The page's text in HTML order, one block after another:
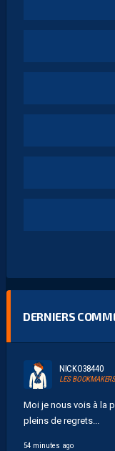
DERNIERS
NICKO38440
Moi je nous vois à la
pleins de regrets...
54 minutes ago